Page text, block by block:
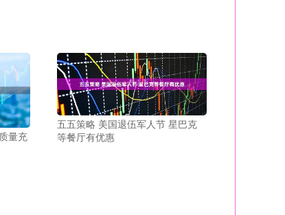
量充
五五策略 美国退伍军人节 星巴克
等餐厅有优惠